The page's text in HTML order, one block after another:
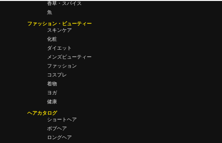
香草・スパイス
魚
ファッション・ビューティー
スキンケア
化粧
ダイエット
メンズビューティー
ファッション
コスプレ
着物
ヨガ
健康
ヘアカタログ
ショートヘア
ボブヘア
ロングヘア